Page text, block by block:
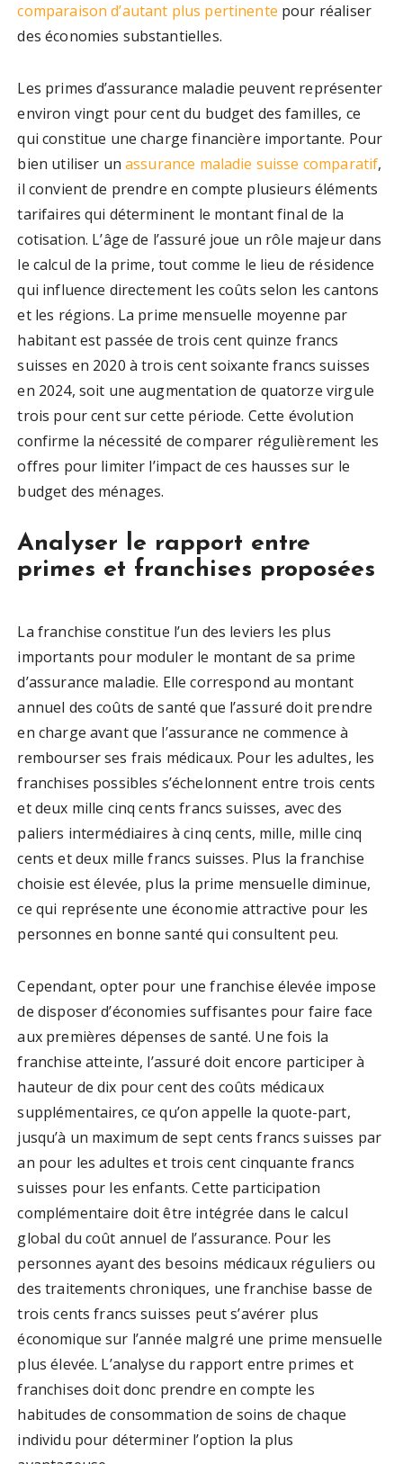
comparaison d’autant plus pertinente pour réaliser
des économies substantielles.
Les primes d’assurance maladie peuvent représenter
environ vingt pour cent du budget des familles, ce
qui constitue une charge financière importante. Pour
bien utiliser unassurance maladie suisse comparatif,
il convient de prendre en compte plusieurs éléments
tarifaires qui déterminent le montant final de la
cotisation. L’âge de l’assuré joue un rôle majeur dans
le calcul de la prime, tout comme le lieu de résidence
qui influence directement les coûts selon les cantons
et les régions. La prime mensuelle moyenne par
habitant est passée de trois cent quinze francs
suisses en 2020 à trois cent soixante francs suisses
en 2024, soit une augmentation de quatorze virgule
trois pour cent sur cette période. Cette évolution
confirme la nécessité de comparer régulièrement les
offres pour limiter l’impact de ces hausses sur le
budget des ménages.
Analyser le rapport entre
primes et franchises proposées
La franchise constitue l’un des leviers les plus
importants pour moduler le montant de sa prime
d’assurance maladie. Elle correspond au montant
annuel des coûts de santé que l’assuré doit prendre
en charge avant que l’assurance ne commence à
rembourser ses frais médicaux. Pour les adultes, les
franchises possibles s’échelonnent entre trois cents
et deux mille cinq cents francs suisses, avec des
paliers intermédiaires à cinq cents, mille, mille cinq
cents et deux mille francs suisses. Plus la franchise
choisie est élevée, plus la prime mensuelle diminue,
ce qui représente une économie attractive pour les
personnes en bonne santé qui consultent peu.
Cependant, opter pour une franchise élevée impose
de disposer d’économies suffisantes pour faire face
aux premières dépenses de santé. Une fois la
franchise atteinte, l’assuré doit encore participer à
hauteur de dix pour cent des coûts médicaux
supplémentaires, ce qu’on appelle la quote-part,
jusqu’à un maximum de sept cents francs suisses par
an pour les adultes et trois cent cinquante francs
suisses pour les enfants. Cette participation
complémentaire doit être intégrée dans le calcul
global du coût annuel de l’assurance. Pour les
personnes ayant des besoins médicaux réguliers ou
des traitements chroniques, une franchise basse de
trois cents francs suisses peut s’avérer plus
économique sur l’année malgré une prime mensuelle
plus élevée. L’analyse du rapport entre primes et
franchises doit donc prendre en compte les
habitudes de consommation de soins de chaque
individu pour déterminer l’option la plus